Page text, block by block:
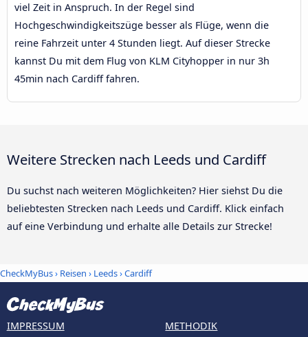
viel Zeit in Anspruch. In der Regel sind
Hochgeschwindigkeitszüge besser als Flüge, wenn die
reine Fahrzeit unter 4 Stunden liegt. Auf dieser Strecke
kannst Du mit dem Flug von KLM Cityhopper in nur 3h
45min nach Cardiff fahren.
Weitere Strecken nach Leeds und Cardiff
Du suchst nach weiteren Möglichkeiten? Hier siehst Du die
beliebtesten Strecken nach Leeds und Cardiff. Klick einfach
auf eine Verbindung und erhalte alle Details zur Strecke!
CheckMyBus› Reisen › Leeds›Cardiff
IMPRESSUM METHODIK